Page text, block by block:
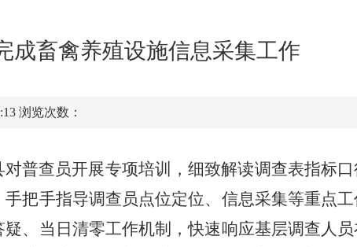
成畜禽养殖设施信息采集工作
浏览次数：
对普查员开展专项培训，细致解读调查表指标
手把手指导调查员点位定位、 信息采集等重点
、当日清零工作机制，快速响应基层调查人